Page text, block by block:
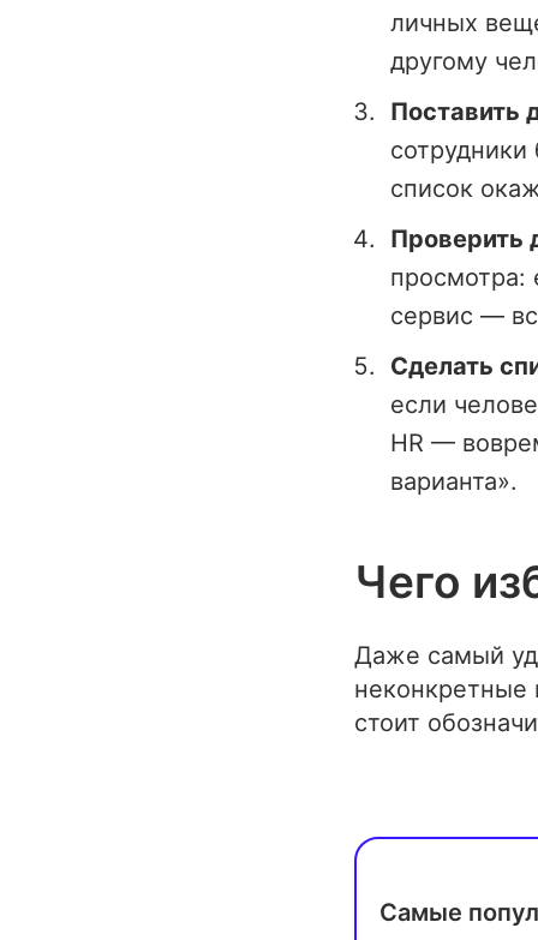
личных
другому
Поставить
список
Проверить
просмотра:
сервис —
Сделать
если
HR —
варианта».
Чего
Даже самый
неконкретные
стоит
Самые